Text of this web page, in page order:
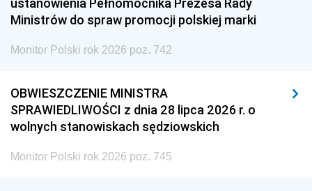
Ministrów do spraw promocji polskiej marki
Monitor Polski rok 2026 poz. 742
OBWIESZCZENIE MINISTRA
SPRAWIEDLIWOŚCI z dnia 28 lipca 2026 r. o
wolnych stanowiskach sędziowskich
Monitor Polski rok 2026 poz. 745